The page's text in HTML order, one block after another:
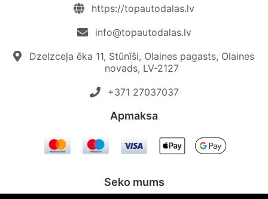
https://topautodalas.lv
info@topautodalas.lv
Dzelzceļa ēka 11, Stūnīši, Olaines pagasts, Olaines
novads, LV-2127
+371 27037037‬
Apmaksa
Seko mums